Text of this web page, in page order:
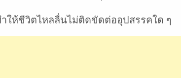
ให้ชีวิตไหลลื่นไม่ติดขัดต่ออุปสรรคใด ๆ